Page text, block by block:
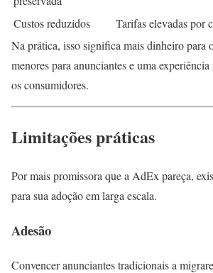
Custos reduzidos
Tarifas elevadas por
Na prática, isso significa mais dinheiro para
menores para anunciantes e uma
os consumidores.
Limitações práticas
Por mais promissora que a AdEx pareça,
para sua adoção em larga escala.
Adesão
Convencer anunciantes tradicionais a